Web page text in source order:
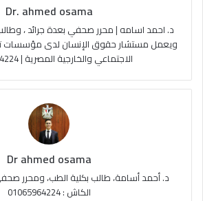
e
ا
م
م
و
ق
ع
R
S
S
Dr. ahmed osama
د. احمد اسامه | محرر صحفي بعدة جرائد ،
ويعمل مستشار حقوق الإنسان لدى مؤسسات
الاجتماعي والخارجية المصرية | 01065964224
Dr ahmed osama
د. أحمد أسامة، طالب بكلية الطب، ومحرر
الكاش : 01065964224